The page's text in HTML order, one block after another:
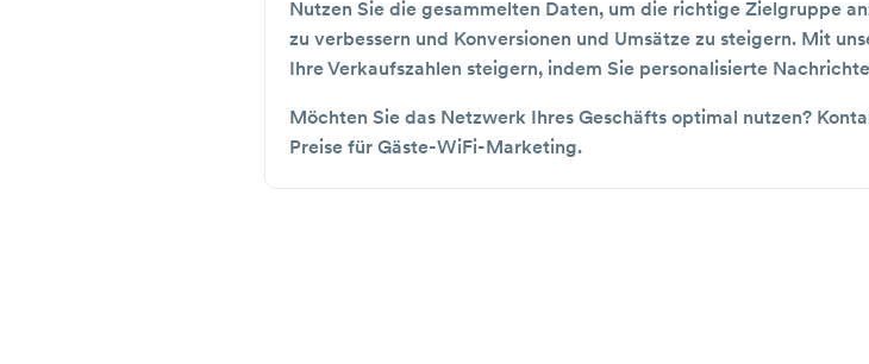
Nutzen Sie die gesammelten Daten, um die richtige Zielgruppe
zu verbessern und Konversionen und Umsätze zu steigern. Mit
Ihre Verkaufszahlen steigern, indem Sie personalisierte
Möchten Sie das Netzwerk Ihres Geschäfts optimal nutzen?
Preise für Gäste-WiFi-Marketing.